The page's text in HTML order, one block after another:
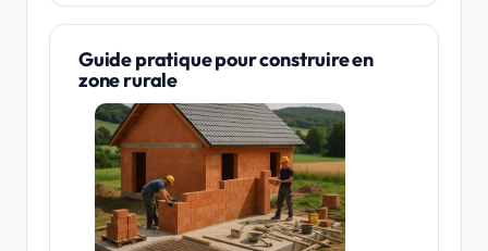
Guide pratique pour construire en
zone rurale